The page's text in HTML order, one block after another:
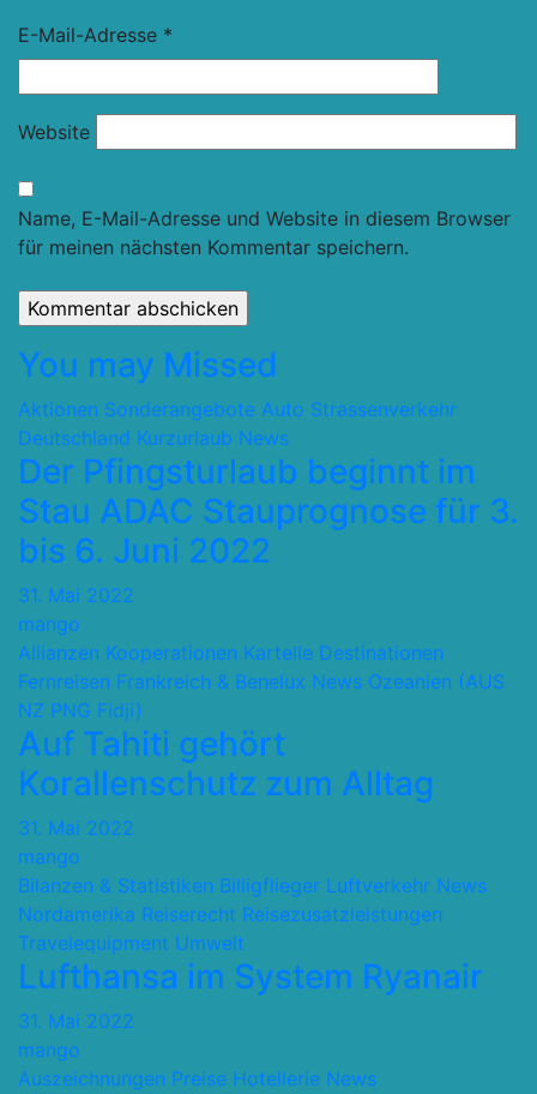
E-Mail-Adresse *
Website
Name, E-Mail-Adresse und Website in diesem Browser
für meinen nächsten Kommentar speichern.
You may Missed
Aktionen Sonderangebote Auto Strassenverkehr
Deutschland Kurzurlaub News
Der Pfingsturlaub beginnt im
Stau ADAC Stauprognose für 3.
bis 6. Juni 2022
31. Mai 2022
mango
Allianzen Kooperationen Kartelle Destinationen
Fernreisen Frankreich & Benelux News Ozeanien (AUS
NZ PNG Fidji)
Auf Tahiti gehört
Korallenschutz zum Alltag
31. Mai 2022
mango
Bilanzen & Statistiken Billigflieger Luftverkehr News
Nordamerika Reiserecht Reisezusatzleistungen
Travelequipment Umwelt
Lufthansa im System Ryanair
31. Mai 2022
mango
Auszeichnungen Preise Hotellerie News